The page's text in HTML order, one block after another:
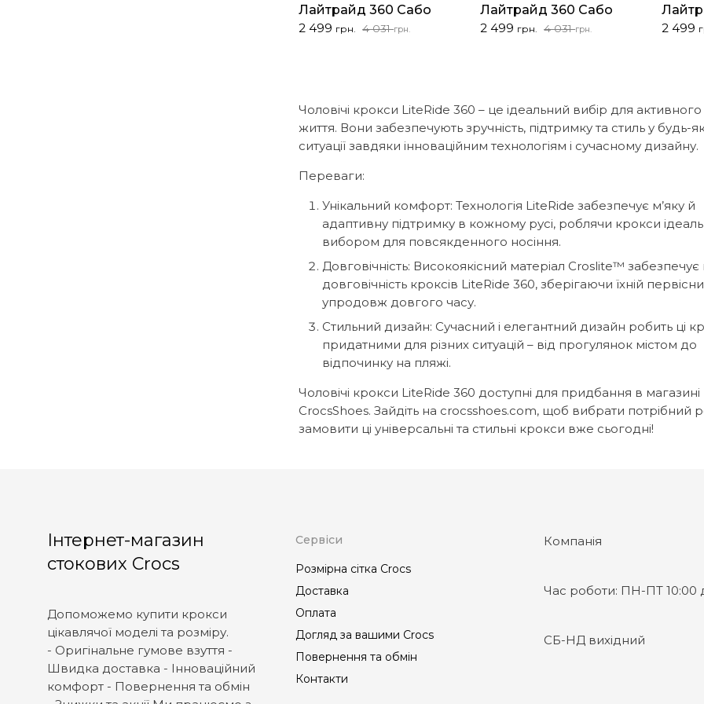
Чоловічі крокси LiteRide 360 – це ідеальний вибір для
життя. Вони забезпечують зручність, підтримку та стиль у будь-
ситуації завдяки інноваційним технологіям і сучасному дизайну.
Переваги:
Унікальний комфорт: Технологія LiteRide забезпечує м’яку й
адаптивну підтримку в кожному русі, роблячи крокси
вибором для повсякденного носіння.
Довговічність: Високоякісний матеріал Croslite™ забезпечує
довговічність кроксів LiteRide 360, зберігаючи їхній
упродовж довгого часу.
Стильний дизайн: Сучасний і елегантний дизайн робить ці
придатними для різних ситуацій – від прогулянок містом до
відпочинку на пляжі.
Чоловічі крокси LiteRide 360 доступні для придбання в магазині
CrocsShoes. Зайдіть на crocsshoes.com, щоб вибрати потрібний
замовити ці універсальні та стильні крокси вже сьогодні!
Лайтрайд 360 Сабо
4 031грн.
Оригінальна
2 499 грн.
Поточна
Лайтрайд 360 Сабо
4 031грн.
Оригінальна
2 499 грн.
Поточна
2 499
Інтернет-магазин
стокових Crocs
Допоможемо купити крокси
цікавлячої моделі та розміру.
- Оригінальне гумове взуття -
Швидка доставка - Інноваційний
комфорт - Повернення та обмін
Сервіси
Розмірна сітка Crocs
Доставка
Оплата
Догляд за вашими Crocs
Повернення та обмін
Контакти
Компанія
Час роботи: ПН-ПТ 10:00
СБ-НД вихідний